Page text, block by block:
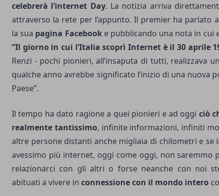
celebrerà l’internet Day. La notizia arriva
attraverso la rete per l’appunto. Il premier ha parlato
la sua pagina Facebooke pubblicando una nota in cui
“Il giorno in cui l’Italia scoprì Internet è il 30 aprile
Renzi - pochi pionieri, all’insaputa di tutti, realizzava
qualche anno avrebbe significato l’inizio di una nuova
Paese”.
Il tempo ha dato ragione a quei pionieri e ad oggi ciò
realmente tantissimo, infinite informazioni, infiniti
altre persone distanti anche migliaia di chilometri e se
avessimo più internet, oggi come oggi, non saremmo
relazionarci con gli altri o forse neanche con noi
abituati a vivere in connessione con il mondo intero